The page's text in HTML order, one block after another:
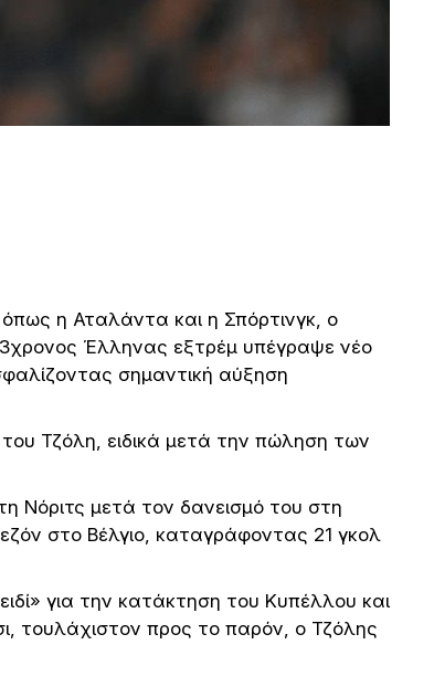
η Αταλάντα και η Σπόρτινγκ, ο
Έλληνας εξτρέμ υπέγραψε νέο
σημαντική αύξηση
Τζόλη, ειδικά μετά την πώληση των
Νόριτς μετά τον δανεισμό του στη
στο Βέλγιο, καταγράφοντας 21 γκολ
για την κατάκτηση του Κυπέλλου και
τουλάχιστον προς το παρόν, ο Τζόλης